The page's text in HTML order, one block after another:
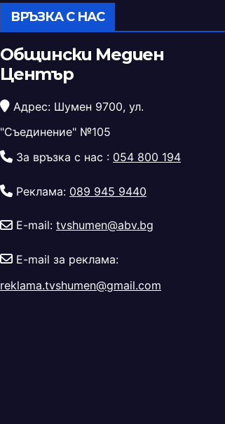
ВРЪЗКА С НАС
Общински Медиен
Център
Адрес: Шумен 9700, ул.
"Съединение" №105
За връзка с нас : 054 800 194
Реклама: 089 945 9440
E-mail: tvshumen@abv.bg
E-mail за реклама:
reklama.tvshumen@gmail.com